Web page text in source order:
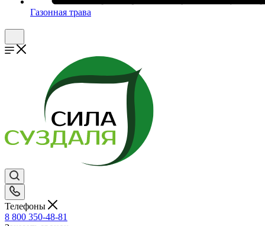
Газонная трава
Телефоны
8 800 350-48-81